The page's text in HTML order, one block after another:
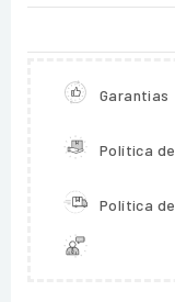
Garantias
Política
Política